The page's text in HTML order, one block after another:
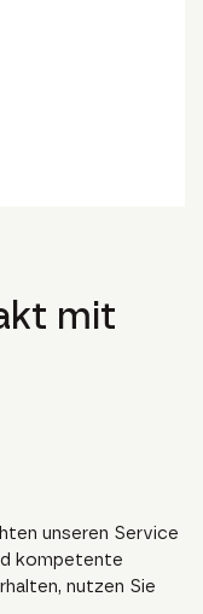
mit
unseren Service
kompetente
nutzen Sie